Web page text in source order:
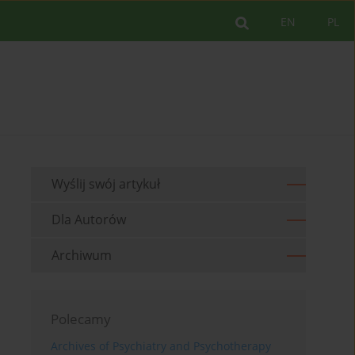
PL
EN
Wyślij swój artykuł
Dla Autorów
Archiwum
Polecamy
Archives of Psychiatry and Psychotherapy